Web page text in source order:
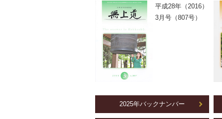
平成28年（2016）
3月号（807号）
2025年バックナンバー